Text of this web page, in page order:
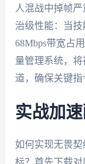
人混战中掉帧
治级性能：当
68Mbps带宽占
量管理系统，
道，确保关键指
实战加
如何实现无畏契